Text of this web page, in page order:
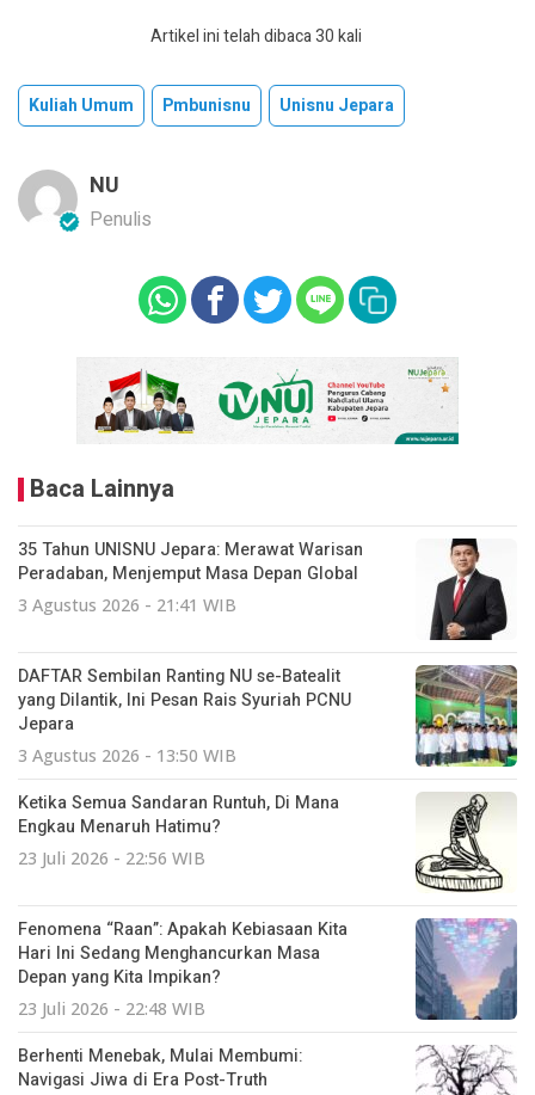
Artikel ini telah dibaca 30 kali
Kuliah Umum Pmbunisnu Unisnu Jepara
NU
Penulis
Baca Lainnya
35 Tahun UNISNU Jepara: Merawat Warisan
Peradaban, Menjemput Masa Depan Global
3 Agustus 2026 - 21:41 WIB
DAFTAR Sembilan Ranting NU se-Batealit
yang Dilantik, Ini Pesan Rais Syuriah PCNU
Jepara
3 Agustus 2026 - 13:50 WIB
Ketika Semua Sandaran Runtuh, Di Mana
Engkau Menaruh Hatimu?
23 Juli 2026 - 22:56 WIB
Fenomena “Raan”: Apakah Kebiasaan Kita
Hari Ini Sedang Menghancurkan Masa
Depan yang Kita Impikan?
23 Juli 2026 - 22:48 WIB
Berhenti Menebak, Mulai Membumi:
Navigasi Jiwa di Era Post-Truth